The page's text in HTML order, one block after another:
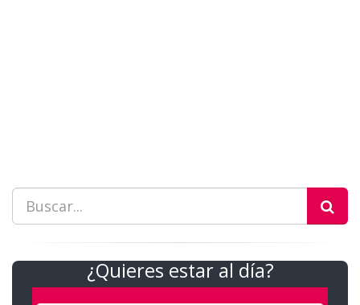
¿Quieres estar al día?